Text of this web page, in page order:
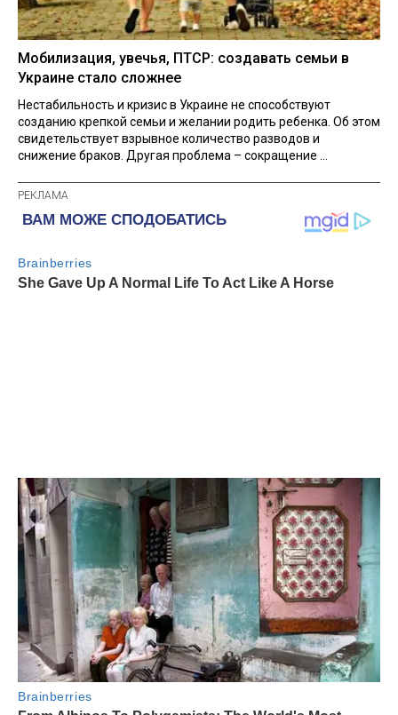
Мобилизация, увечья, ПТСР: создавать семьи в
Украине стало сложнее
Нестабильность и кризис в Украине не способствуют
созданию крепкой семьи и желании родить ребенка. Об этом
свидетельствует взрывное количество разводов и
снижение браков. Другая проблема – сокращение ...